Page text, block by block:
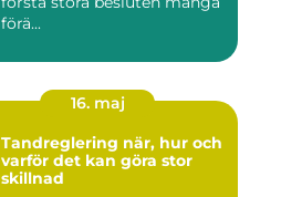
förä...
16. maj
Tandreglering när, hur och
varför det kan göra stor
skillnad